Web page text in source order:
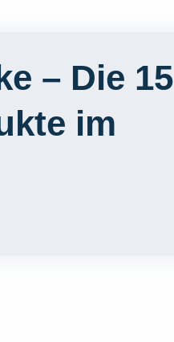
– Die 15
im